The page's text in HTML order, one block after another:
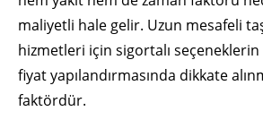
maliyetli hale gelir. Uzun mesafeli
hizmetleri için sigortalı seçeneklerin
fiyat yapılandırmasında dikkate
faktördür.